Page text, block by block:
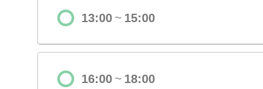
13:00 〜 15:00
16:00 〜 18:00